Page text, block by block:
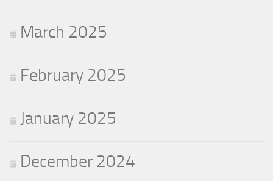
March 2025
February 2025
January 2025
December 2024